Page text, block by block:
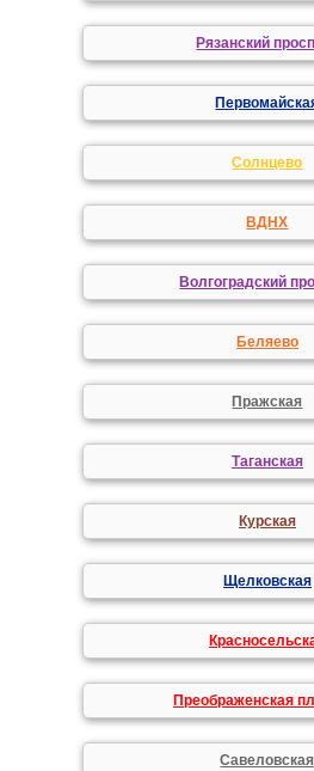
Рязанский
Солнцево
ВДНХ
Волгоградский
Беляево
Пражская
Таганская
Курская
Щелковская
Преображенская
Савеловская